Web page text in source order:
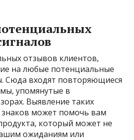
отзывов клиентов,
на любые потенциальные
Сюда входят повторяющиеся
упомянутые в
Выявление таких
может помочь вам
который может не
ожиданиям или